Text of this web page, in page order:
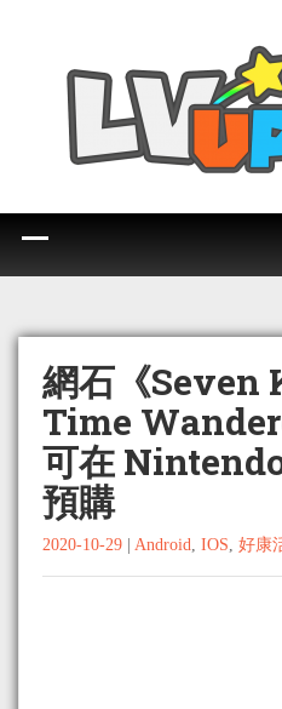
網石《Seven
Time
可在
預購
2020-10-29 Android, IOS, 好康